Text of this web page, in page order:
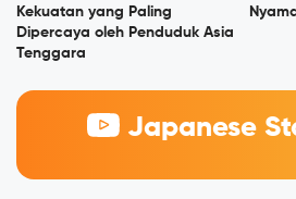
Kekuatan yang Paling
Dipercaya oleh Penduduk Asia
Tenggara
Japanese